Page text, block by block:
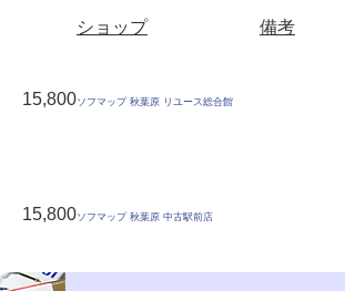
ショップ
備考
15,800ソフマップ 秋葉原 リユース総合館
15,800ソフマップ 秋葉原 中古駅前店